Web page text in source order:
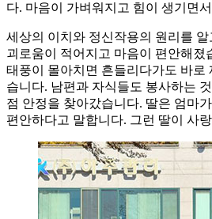
다. 마음이 가벼워지고 힘이 생기면
세상의 이치와 정신작용의 원리를
괴로움이 적어지고 마음이 편안해졌
태풍이 몰아치면 흔들리다가도 바로
습니다. 남편과 자식들도 봉사하는
점 안정을 찾아갔습니다. 딸은 엄마
편안하다고 말합니다. 그런 딸이 사